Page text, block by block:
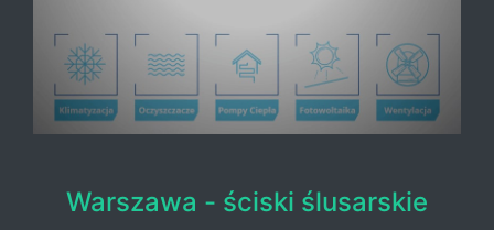
Warszawa - ściski ślusarskie